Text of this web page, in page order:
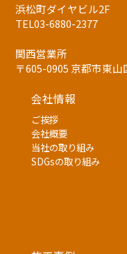
浜松町ダイヤビル2F
TEL03-6880-2377
関西営業所
〒605-0905 京都市東
会社情報
ご挨拶
会社概要
当社の取り組み
SDGsの取り組み